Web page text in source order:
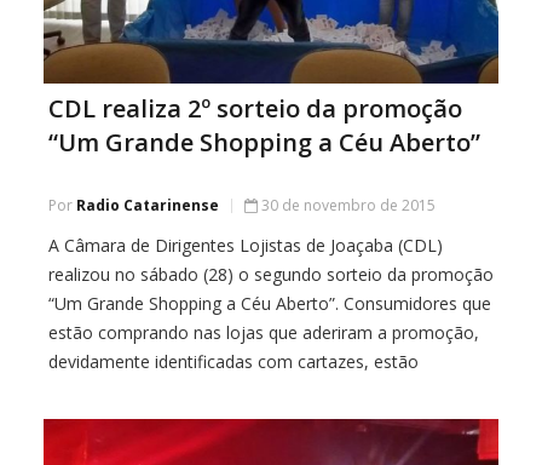
CDL realiza 2º sorteio da promoção
“Um Grande Shopping a Céu Aberto”
Por Radio Catarinense 30 de novembro de 2015
A Câmara de Dirigentes Lojistas de Joaçaba (CDL)
realizou no sábado (28) o segundo sorteio da promoção
“Um Grande Shopping a Céu Aberto”. Consumidores que
estão comprando nas lojas que aderiram a promoção,
devidamente identificadas com cartazes, estão
prêmios, entre eles um carro zero quilômetro e uma […]